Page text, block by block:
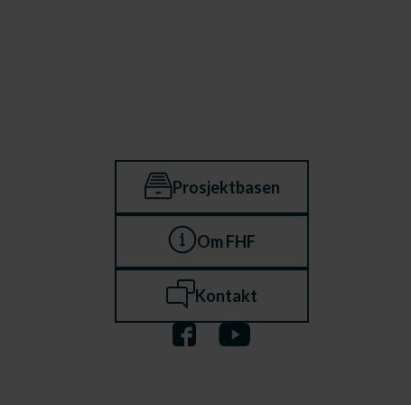
Prosjektbasen
Om FHF
Kontakt